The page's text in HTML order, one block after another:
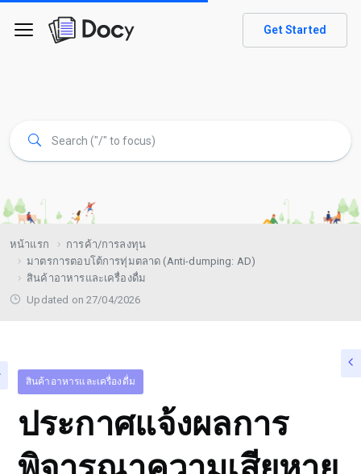
Get Started
หน้าแรก
การค้า/การลงทุน
มาตรการตอบโต้การทุ่มตลาด (Anti-dumping: AD)
สินค้าอาหารและเครื่องดื่ม
Updated on 27/04/2026
สินค้าอาหารและเครื่องดื่ม
ประกาศแจ้งผลการ